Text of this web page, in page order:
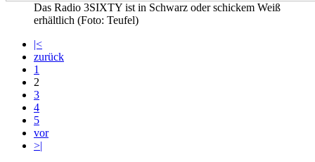
Das Radio 3SIXTY ist in Schwarz oder schickem Weiß
erhältlich (Foto: Teufel)
|<
zurück
1
2
3
4
5
vor
>|